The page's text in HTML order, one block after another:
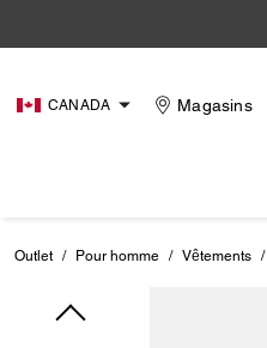
CANADA Magasins
Outlet / Pour homme / Vêtements /